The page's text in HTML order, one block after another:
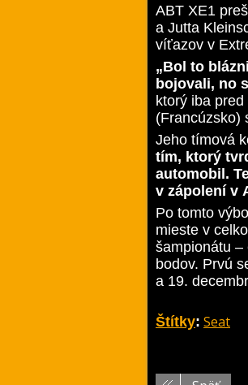
ABT XE1
a Jutta
víťazov v
„Bol to
bojovali, no
ktorý iba
(Francúzsko)
Jeho tímová
tím, ktorý
automobil.
v zápolení v
Po tomto
mieste v
šampionátu
bodov. Prvú
a 19.
Štítky: Seat